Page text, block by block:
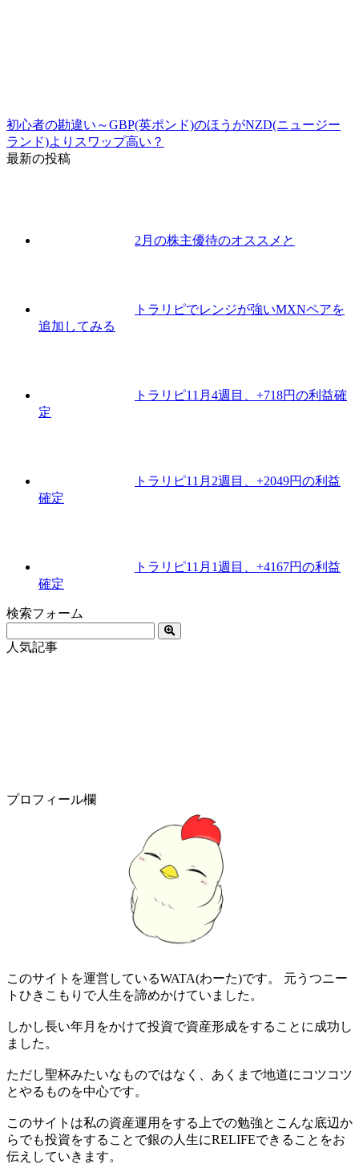
初心者の勘違い～GBP(英ポンド)のほうがNZD(ニュージー
ランド)よりスワップ高い？
最新の投稿
2月の株主優待のオススメと
トラリピでレンジが強いMXNペアを
追加してみる
トラリピ11月4週目、+718円の利益確
定
トラリピ11月2週目、+2049円の利益
確定
トラリピ11月1週目、+4167円の利益
確定
検索フォーム
人気記事
プロフィール欄
このサイトを運営しているWATA(わーた)です。 元うつニー
トひきこもりで人生を諦めかけていました。
しかし長い年月をかけて投資で資産形成をすることに成功し
ました。
ただし聖杯みたいなものではなく、あくまで地道にコツコツ
とやるものを中心です。
このサイトは私の資産運用をする上での勉強とこんな底辺か
らでも投資をすることで銀の人生にRELIFEできることをお
伝えしていきます。